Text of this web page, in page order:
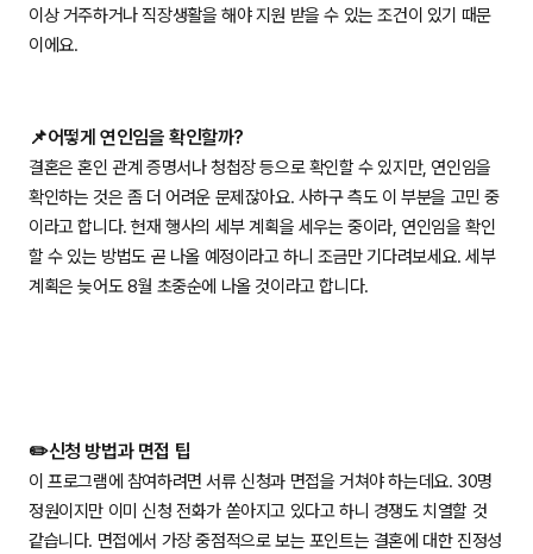
이상 거주하거나 직장생활을 해야 지원 받을 수 있는 조건이 있기 때문
이에요.
📌어떻게 연인임을 확인할까?
결혼은 혼인 관계 증명서나 청첩장 등으로 확인할 수 있지만, 연인임을
확인하는 것은 좀 더 어려운 문제잖아요. 사하구 측도 이 부분을 고민 중
이라고 합니다. 현재 행사의 세부 계획을 세우는 중이라, 연인임을 확인
할 수 있는 방법도 곧 나올 예정이라고 하니 조금만 기다려보세요. 세부
계획은 늦어도 8월 초중순에 나올 것이라고 합니다.
✏️신청 방법과 면접 팁
이 프로그램에 참여하려면 서류 신청과 면접을 거쳐야 하는데요. 30명
정원이지만 이미 신청 전화가 쏟아지고 있다고 하니 경쟁도 치열할 것
같습니다. 면접에서 가장 중점적으로 보는 포인트는 결혼에 대한 진정성